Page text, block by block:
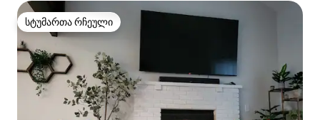
სტუმართა რჩეული
სტუმართა რჩეული